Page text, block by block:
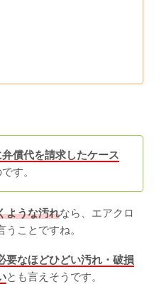
償代を請求したケース
す。
ような汚れなら、エアクロ
ことですね。
要なほどひどい汚れ・破損
とも言えそうです。